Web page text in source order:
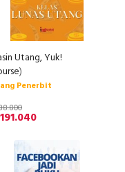
Utang, Yuk!
)
Penerbit